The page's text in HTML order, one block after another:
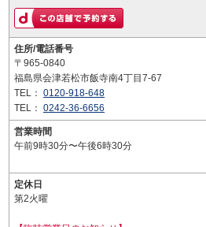
住所/電話番号
〒965-0840
福島県会津若松市飯寺南4丁目7-67
TEL： 0120-918-648
TEL： 0242-36-6656
営業時間
午前9時30分〜午後6時30分
定休日
第2火曜